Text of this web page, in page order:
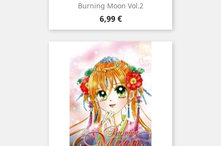
Burning Moon Vol.2
Prix
6,99 €